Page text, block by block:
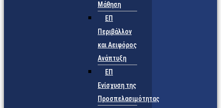
Μάθηση
ΕΠ
Περιβάλλον
και Αειφόρος
Ανάπτυξη
ΕΠ
Ενίσχυση της
Προσπελασιμότητας